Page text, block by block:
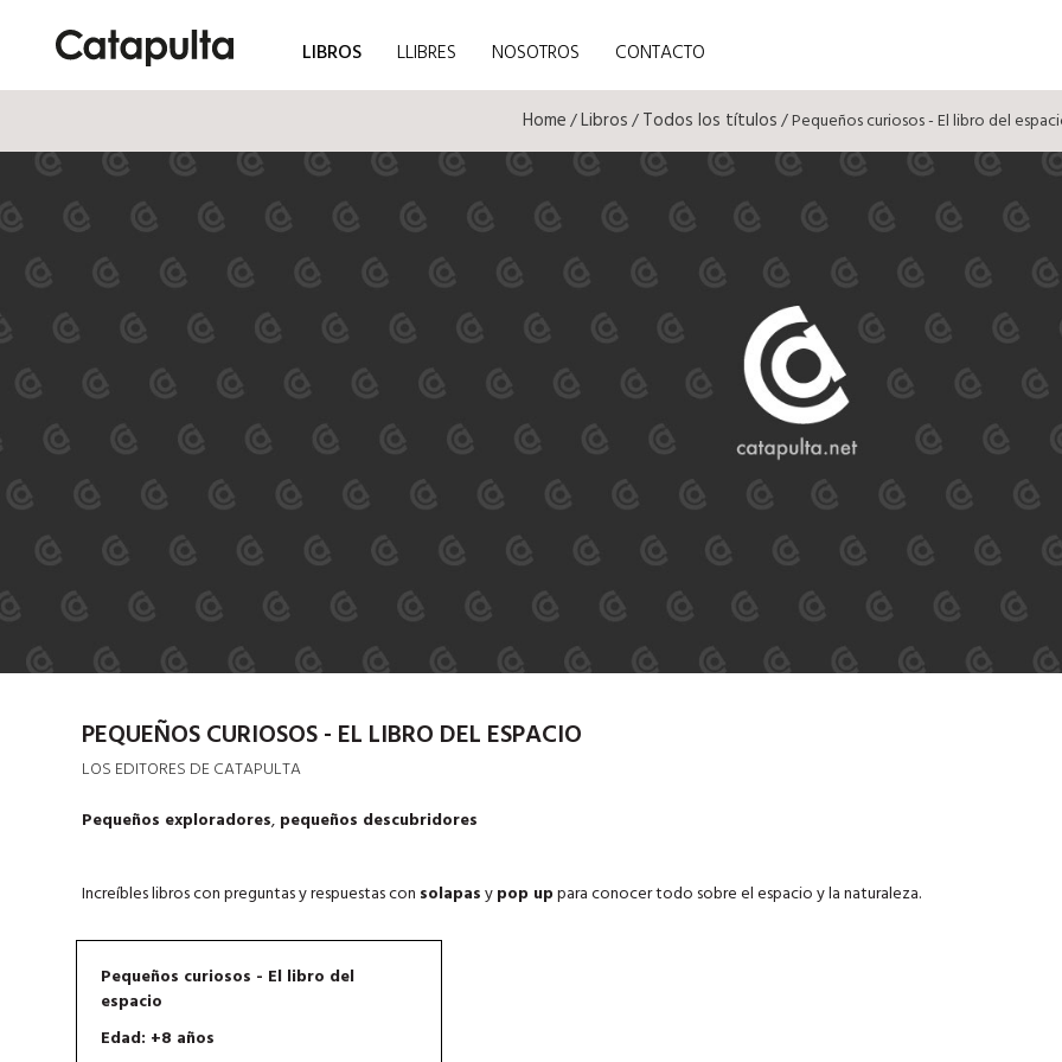
LIBROS LLIBRES NOSOTROS CONTACTO
Home/Libros/Todos los títulos/ Pequeños curiosos - El libro del
PEQUEÑOS CURIOSOS - EL LIBRO DEL ESPACIO
LOS EDITORES DE CATAPULTA
Pequeños exploradores,pequeños descubridores
Increíbles libros con preguntas y respuestas con solapasypop uppara conocer todo sobre el espacio y la naturaleza.
Pequeños curiosos - El libro del
espacio
Edad: +8 años